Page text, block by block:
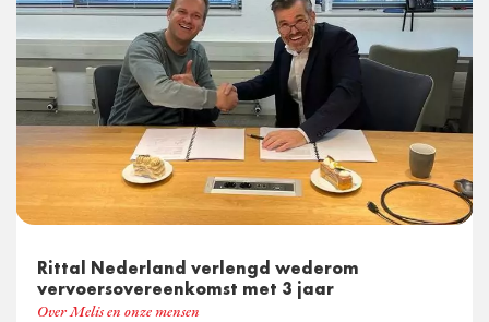
Rittal Nederland verlengd wederom
vervoersovereenkomst met 3 jaar
Over Melis en onze mensen